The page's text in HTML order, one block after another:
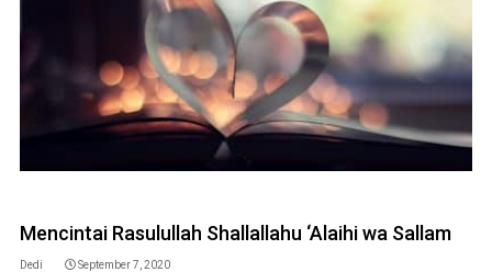
Mencintai Rasulullah Shallallahu ‘Alaihi wa Sallam
Dedi September 7, 2020